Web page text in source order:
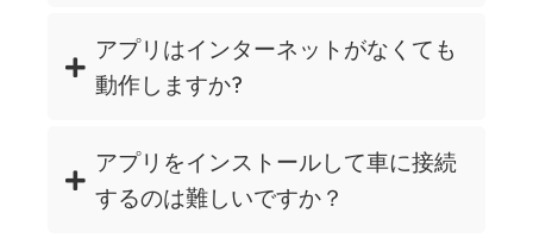
アプリはインターネットがなくても
動作しますか?
アプリをインストールして車に接続
するのは難しいですか？